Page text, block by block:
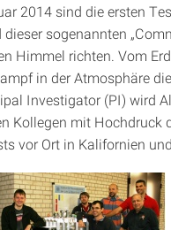
2014 sind die ersten
dieser sogenannten
Himmel richten. Vom
in der Atmosphäre
Investigator (PI) wird
Kollegen mit Hochdruck
vor Ort in Kalifornien